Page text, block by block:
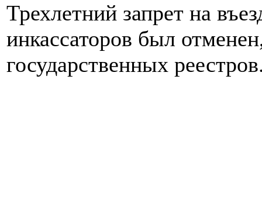
Трехлетний запрет на
инкассаторов был
государственных